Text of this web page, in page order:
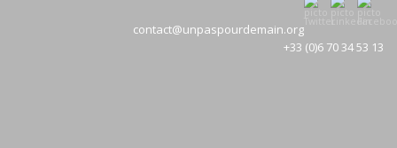
contact@unpaspourdemain.org
+33 (0)6 70 34 53 13